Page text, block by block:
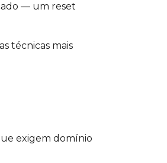
— um reset
técnicas mais
exigem domínio